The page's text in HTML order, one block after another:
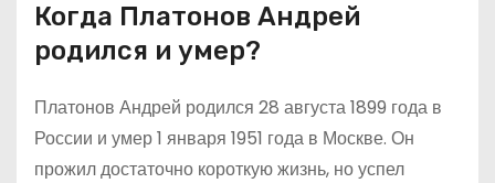
Когда Платонов Андрей
родился и умер?
Платонов Андрей родился 28 августа 1899 года в
России и умер 1 января 1951 года в Москве. Он
прожил достаточно короткую жизнь, но успел